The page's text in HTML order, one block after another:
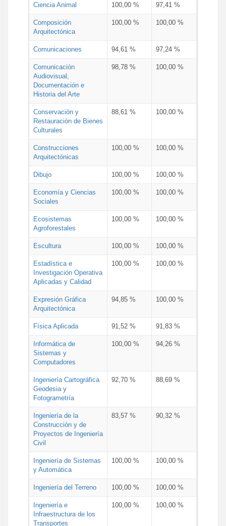
Ciencia Animal 100,00 % 97,41 %
Composición
Arquitectónica
100,00 % 100,00 %
Comunicaciones 94,61 % 97,24 %
Comunicación
Audiovisual,
Documentación e
Historia del Arte
98,78 % 100,00 %
Conservación y
Restauración de Bienes
Culturales
88,61 % 100,00 %
Construcciones
Arquitectónicas
100,00 % 100,00 %
Dibujo 100,00 % 100,00 %
Economía y Ciencias
Sociales
100,00 % 100,00 %
Ecosistemas
Agroforestales
100,00 % 100,00 %
Escultura 100,00 % 100,00 %
Estadística e
Investigación Operativa
Aplicadas y Calidad
100,00 % 100,00 %
Expresión Gráfica
Arquitectónica
94,85 % 100,00 %
Física Aplicada 91,52 % 91,83 %
Informática de
Sistemas y
Computadores
100,00 % 94,26 %
Ingeniería Cartográfica
Geodesia y
Fotogrametría
92,70 % 88,69 %
Ingeniería de la
Construcción y de
Proyectos de Ingeniería
Civil
83,57 % 90,32 %
Ingeniería de Sistemas
y Automática
100,00 % 100,00 %
Ingeniería del Terreno 100,00 % 100,00 %
Ingeniería e
Infraestructura de los
Transportes
100,00 % 100,00 %